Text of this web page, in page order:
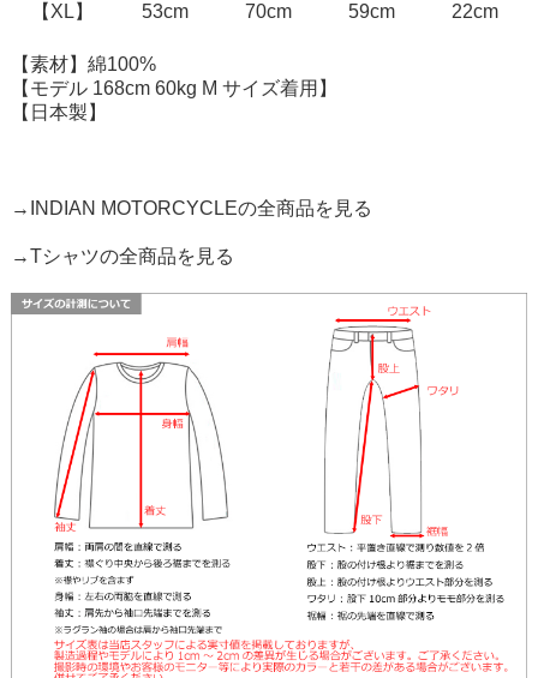
【XL】
53cm 70cm 59cm 22cm
【素材】綿100%
【モデル 168cm 60kg M サイズ着用】
【日本製】
→INDIAN MOTORCYCLEの全商品を見る
→Tシャツの全商品を見る